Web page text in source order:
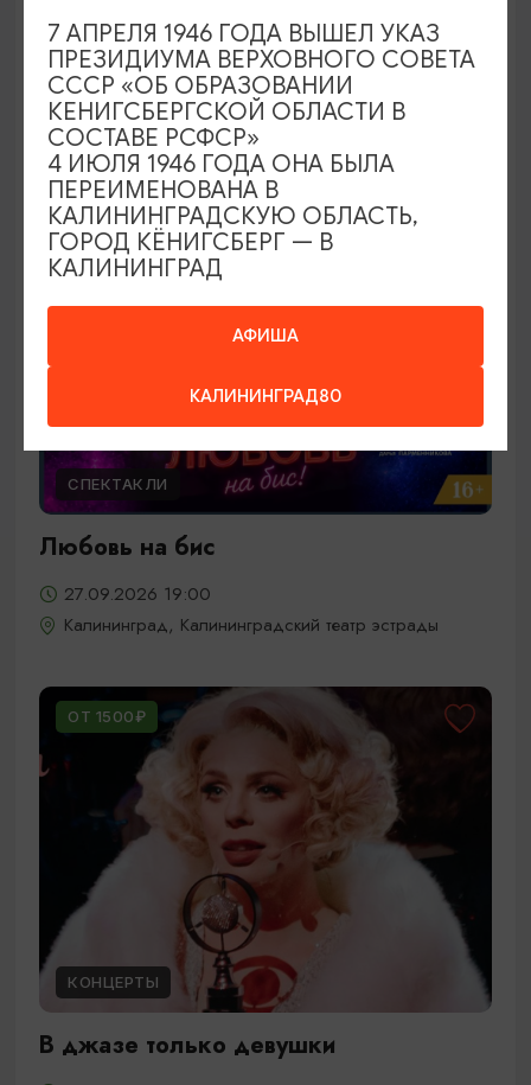
Скрипка, орган, рояль
26.09.2026 18:00
Калининград, Калининградская областная
филармония им. Е.Ф. Светланова
ОТ 1800₽
СПЕКТАКЛИ
Любовь на бис
27.09.2026 19:00
Калининград, Калининградский театр эстрады
ОТ 1500₽
КОНЦЕРТЫ
В джазе только девушки
АФИША
КАЛИНИНГРАД80
7 АПРЕЛЯ 1946 ГОДА ВЫШЕЛ УКАЗ
ПРЕЗИДИУМА ВЕРХОВНОГО СОВЕТА
СССР «ОБ ОБРАЗОВАНИИ
КЕНИГСБЕРГСКОЙ ОБЛАСТИ В
СОСТАВЕ РСФСР»
4 ИЮЛЯ 1946 ГОДА ОНА БЫЛА
ПЕРЕИМЕНОВАНА В
КАЛИНИНГРАДСКУЮ ОБЛАСТЬ,
ГОРОД КЁНИГСБЕРГ — В
КАЛИНИНГРАД